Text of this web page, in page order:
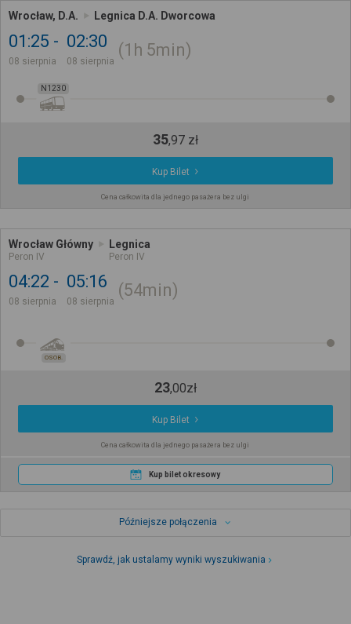
Wrocław, D.A. Legnica D.A. Dworcowa
01:25
08 sierpnia
02:30
08 sierpnia
1h 5min
N1230
35,97 zł
Kup Bilet
Cena całkowita dla jednego pasażera bez ulgi
Wrocław Główny
Peron IV
Legnica
Peron IV
04:22
08 sierpnia
05:16
08 sierpnia
54min
OSOB.
23,00zł
Kup Bilet
Cena całkowita dla jednego pasażera bez ulgi
Kup bilet okresowy
Późniejsze połączenia
Sprawdź, jak ustalamy wyniki wyszukiwania